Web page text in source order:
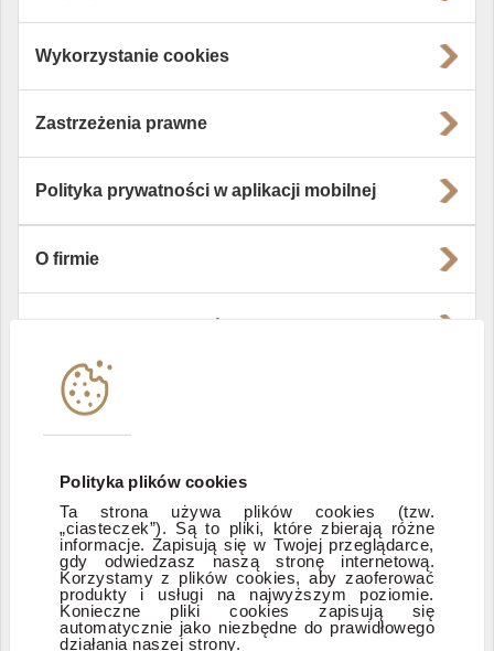
Polityka plików cookies
Ta strona używa plików cookies (tzw.
„ciasteczek”). Są to pliki, które zbierają różne
informacje. Zapisują się w Twojej przeglądarce,
gdy odwiedzasz naszą stronę internetową.
Korzystamy z plików cookies, aby zaoferować
produkty i usługi na najwyższym poziomie.
Konieczne pliki cookies zapisują się
automatycznie jako niezbędne do prawidłowego
działania naszej strony.
Wykorzystanie cookies
Zastrzeżenia prawne
Polityka prywatności w aplikacji mobilnej
O firmie
Instytucje współpracujące
Zastrzeżenia prawne
ESG